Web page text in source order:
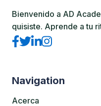
Bienvenido a AD
quisiste. Aprende a tu
Navigation
Acerca